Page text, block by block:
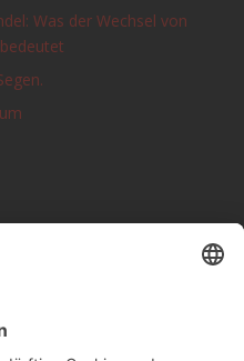
Was der Wechsel von